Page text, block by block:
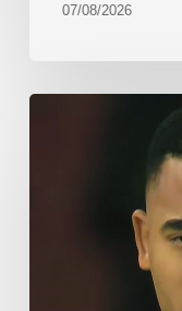
07/08/2026